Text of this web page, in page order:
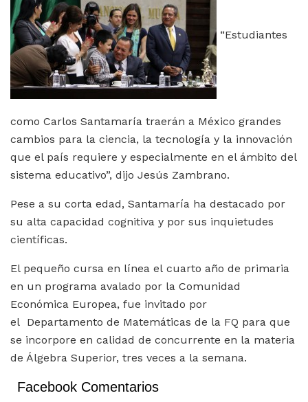
“Estudiantes
como Carlos Santamaría traerán a México grandes
cambios para la ciencia, la tecnología y la innovación
que el país requiere y especialmente en el ámbito del
sistema educativo”, dijo Jesús Zambrano.
Pese a su corta edad, Santamaría ha destacado por
su alta capacidad cognitiva y por sus inquietudes
científicas.
El pequeño cursa en línea el cuarto año de primaria
en un programa avalado por la Comunidad
Económica Europea, fue invitado por
el Departamento de Matemáticas de la FQ para que
se incorpore en calidad de concurrente en la materia
de Álgebra Superior, tres veces a la semana.
Facebook Comentarios